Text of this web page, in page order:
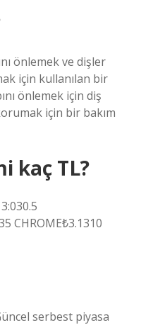
önlemek ve dişler
için kullanılan bir
önlemek için diş
için bir bakım
kaç TL?
CHROME₺3.1310
serbest piyasa